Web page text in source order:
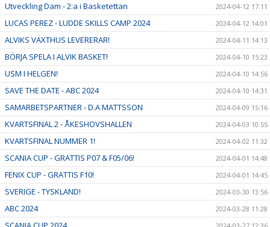
Utveckling Dam - 2:a i Basketettan 2024-04-12 17:11
LUCAS PEREZ - LUDDE SKILLS CAMP 2024 2024-04-12 14:01
ALVIKS VÄXTHUS LEVERERAR! 2024-04-11 14:13
BÖRJA SPELA I ALVIK BASKET! 2024-04-10 15:23
USM I HELGEN! 2024-04-10 14:56
SAVE THE DATE - ABC 2024 2024-04-10 14:31
SAMARBETSPARTNER - D.A MATTSSON 2024-04-09 15:16
KVARTSFINAL 2 - ÅKESHOVSHALLEN 2024-04-03 10:55
KVARTSFINAL NUMMER 1! 2024-04-02 11:32
SCANIA CUP - GRATTIS P07 & F05/06! 2024-04-01 14:48
FENIX CUP - GRATTIS F10! 2024-04-01 14:45
SVERIGE - TYSKLAND! 2024-03-30 13:56
ABC 2024 2024-03-28 11:28